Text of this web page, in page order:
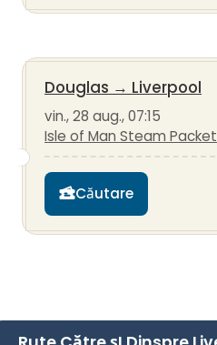
Douglas → Liverpool
vin., 28 aug., 07:15
Isle of Man Steam Packet
Căutare